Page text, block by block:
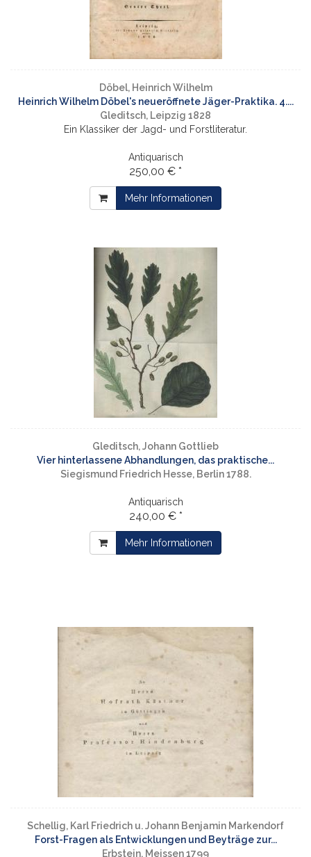
Döbel, Heinrich Wilhelm
Heinrich Wilhelm Döbel's neueröffnete Jäger-Praktika. 4....
Gleditsch, Leipzig 1828
Ein Klassiker der Jagd- und Forstliteratur.
Antiquarisch
250,00 € *
Mehr Informationen
Gleditsch, Johann Gottlieb
Vier hinterlassene Abhandlungen, das praktische...
Siegismund Friedrich Hesse, Berlin 1788.
Antiquarisch
240,00 € *
Mehr Informationen
Schellig, Karl Friedrich u. Johann Benjamin Markendorf
Forst-Fragen als Entwicklungen und Beyträge zur...
Erbstein, Meissen 1799